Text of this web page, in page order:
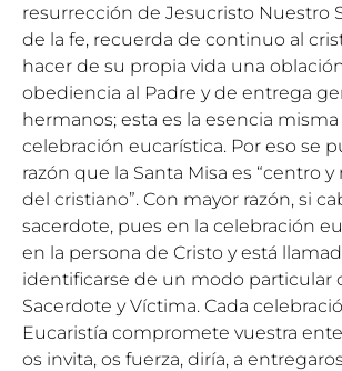
resurrección de Jesucristo Nuestro
de la fe, recuerda de continuo al
hacer de su propia vida una
obediencia al Padre y de entrega
hermanos; esta es la esencia misma
celebración eucarística. Por eso se
razón que la Santa Misa es “centro y
del cristiano”. Con mayor razón, si
sacerdote, pues en la celebración
en la persona de Cristo y está
identificarse de un modo particular
Sacerdote y Víctima. Cada
Eucaristía compromete vuestra
os invita, os fuerza, diría, a